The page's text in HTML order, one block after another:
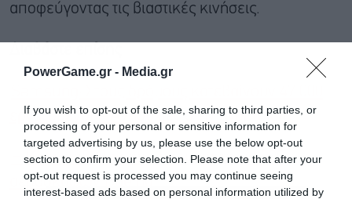
PowerGame.gr - Media.gr
If you wish to opt-out of the sale, sharing to third parties, or
processing of your personal or sensitive information for
targeted advertising by us, please use the below opt-out
section to confirm your selection. Please note that after your
opt-out request is processed you may continue seeing
interest-based ads based on personal information utilized by
αποφεύγοντας τις βιαστικές κινήσεις.
εργαζόμενοι – Ανησυχίες στην αγορά τσιπ
Η Κίνα επιβεβαίωσε την παραγγελία 200
αεροσκαφών Boeing